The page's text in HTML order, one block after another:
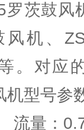
罗茨鼓风
机、
。对应
机型号参
流量：